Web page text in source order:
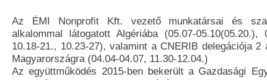
Az ÉMI Nonprofit Kft. vezető munkatársai és
alkalommal látogatott Algériába (05.07-05.10(05.20.),
10.18-21., 10.23-27), valamint a CNERIB delegációja 2
Magyarországra (04.04-04.07, 11.30-12.04.)
Az együttműködés 2015-ben bekerült a Gazdasági